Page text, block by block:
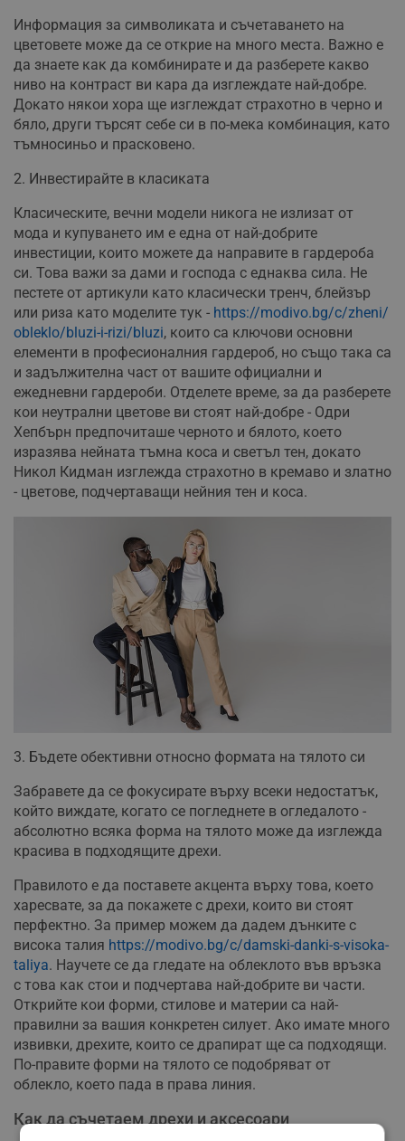
Информация за символиката и съчетаването на
цветовете може да се открие на много места. Важно е
да знаете как да комбинирате и да разберете какво
ниво на контраст ви кара да изглеждате най-добре.
Докато някои хора ще изглеждат страхотно в черно и
бяло, други търсят себе си в по-мека комбинация, като
тъмносиньо и прасковено.
2. Инвестирайте в класиката
Класическите, вечни модели никога не излизат от
мода и купуването им е една от най-добрите
инвестиции, които можете да направите в гардероба
си. Това важи за дами и господа с еднаква сила. Не
пестете от артикули като класически тренч, блейзър
или риза като моделите тук - https://modivo.bg/c/zheni/
obleklo/bluzi-i-rizi/bluzi, които са ключови основни
елементи в професионалния гардероб, но също така са
и задължителна част от вашите официални и
ежедневни гардероби. Отделете време, за да разберете
кои неутрални цветове ви стоят най-добре - Одри
Хепбърн предпочиташе черното и бялото, което
изразява нейната тъмна коса и светъл тен, докато
Никол Кидман изглежда страхотно в кремаво и златно
- цветове, подчертаващи нейния тен и коса.
3. Бъдете обективни относно формата на тялото си
Забравете да се фокусирате върху всеки недостатък,
който виждате, когато се погледнете в огледалото -
абсолютно всяка форма на тялото може да изглежда
красива в подходящите дрехи.
Правилото е да поставете акцента върху това, което
харесвате, за да покажете с дрехи, които ви стоят
перфектно. За пример можем да дадем дънките с
висока талия https://modivo.bg/c/damski-danki-s-visoka-
taliya. Научете се да гледате на облеклото във връзка
с това как стои и подчертава най-добрите ви части.
Открийте кои форми, стилове и материи са най-
правилни за вашия конкретен силует. Ако имате много
извивки, дрехите, които се драпират ще са подходящи.
По-правите форми на тялото се подобряват от
облекло, което пада в права линия.
Как да съчетаем дрехи и аксесоари